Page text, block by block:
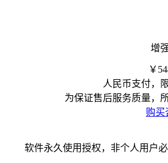
增
￥
人民币支付，
为保证售后服务质量，
购买
软件永久使用授权，非个人用户